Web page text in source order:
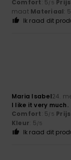
Comfort: 5/5
maat Materiaal: 5
Ik raad dit
Maria Isabel24.
I like it very much.
Comfort: 5/5
Kleur: 5/5
Ik raad dit